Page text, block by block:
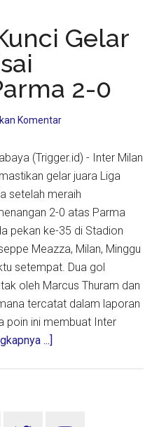
Gelar
2-0
Komentar
(Trigger.id) - Inter Milan
gelar juara Liga
setelah meraih
2-0 atas Parma
pekan ke-35 di Stadion
Meazza, Milan, Minggu
setempat. Dua gol
oleh Marcus Thuram dan
tercatat dalam laporan
poin ini membuat Inter
...]